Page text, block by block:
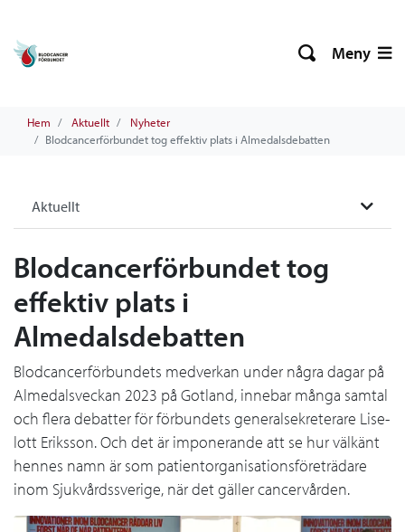
Meny
Hem Aktuellt
Nyheter
Blodcancerförbundet tog effektiv plats i Almedalsdebatten
Aktuellt
Blodcancerförbundet tog
effektiv plats i
Almedalsdebatten
Blodcancerförbundets medverkan under några dagar på
Almedalsveckan 2023 på Gotland, innebar många samtal
och flera debatter för förbundets generalsekreterare Lise-
lott Eriksson. Och det är imponerande att se hur välkänt
hennes namn är som patientorganisationsföreträdare
inom Sjukvårdssverige, när det gäller cancervården.